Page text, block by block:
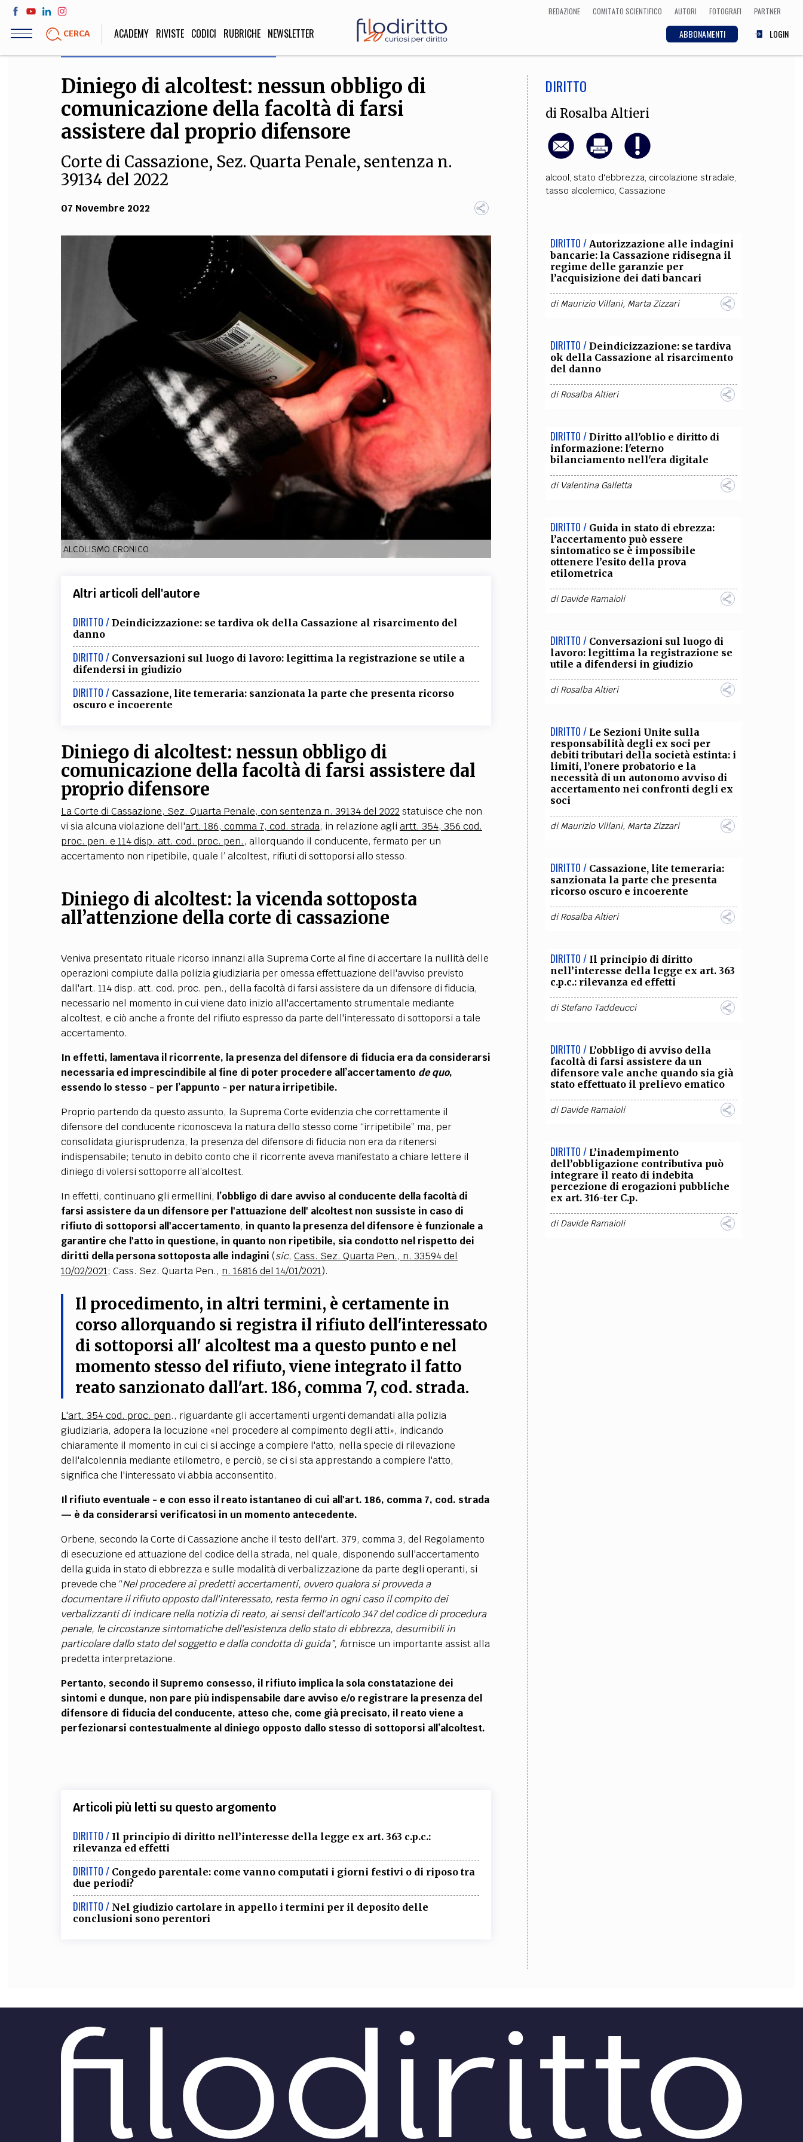
Salta
contenuto
REDAZIONE COMITATO SCIENTIFICO AUTORI FOTOGRAFI PARTNER
CERCA ABBONAMENTI LOGIN
ACADEMY RIVISTE CODICI RUBRICHE NEWSLETTER
LIFE STYLE
Sport, Cucina, Viaggi,
Moda
SOCIETÀ
Politica, Attualità,
Educazione, Lavoro, Esteri
DIRITTO ECONOMIA
CULTURA
Arte, Cinema, Musica,
TEAM
FILODIRITTO REDAZIONE COMITATO SCIENTIFICO AUTORI CURATORI FOTOGRAFI COLLABORA CON NOI
EXTRA
CODICI RUBRICHE LIBRI PROCEEDINGS PUBBLICITÀ CONTATTI
SOCIAL MEDIA
Diniego di alcoltest: nessun obbligo di
comunicazione della facoltà di farsi
assistere dal proprio difensore
Corte di Cassazione, Sez. Quarta Penale, sentenza n.
39134 del 2022
07 Novembre 2022
ALCOLISMO CRONICO
Altri articoli dell'autore
DIRITTO / Deindicizzazione: se tardiva ok della Cassazione al risarcimento del
danno
DIRITTO / Conversazioni sul luogo di lavoro: legittima la registrazione se utile a
difendersi in giudizio
DIRITTO / Cassazione, lite temeraria: sanzionata la parte che presenta ricorso
oscuro e incoerente
Diniego di alcoltest: nessun obbligo di
comunicazione della facoltà di farsi assistere dal
proprio difensore
La Corte di Cassazione, Sez. Quarta Penale, con sentenza n. 39134 del 2022 statuisce che non
vi sia alcuna violazione dell'art. 186, comma 7, cod. strada, in relazione agli artt. 354, 356 cod.
proc. pen. e 114 disp. att. cod. proc. pen., allorquando il conducente, fermato per un
accertamento non ripetibile, quale l’ alcoltest, rifiuti di sottoporsi allo stesso.
Diniego di alcoltest: la vicenda sottoposta
all’attenzione della corte di cassazione
Veniva presentato rituale ricorso innanzi alla Suprema Corte al fine di accertare la nullità delle
operazioni compiute dalla polizia giudiziaria per omessa effettuazione dell'avviso previsto
dall'art. 114 disp. att. cod. proc. pen., della facoltà di farsi assistere da un difensore di fiducia,
necessario nel momento in cui viene dato inizio all'accertamento strumentale mediante
alcoltest, e ciò anche a fronte del rifiuto espresso da parte dell'interessato di sottoporsi a tale
accertamento.
In effetti, lamentava il ricorrente, la presenza del difensore di fiducia era da considerarsi
necessaria ed imprescindibile al fine di poter procedere all’accertamento de quo,
essendo lo stesso - per l’appunto - per natura irripetibile.
Proprio partendo da questo assunto, la Suprema Corte evidenzia che correttamente il
difensore del conducente riconosceva la natura dello stesso come “irripetibile” ma, per
consolidata giurisprudenza, la presenza del difensore di fiducia non era da ritenersi
indispensabile; tenuto in debito conto che il ricorrente aveva manifestato a chiare lettere il
diniego di volersi sottoporre all’alcoltest.
In effetti, continuano gli ermellini, l’obbligo di dare avviso al conducente della facoltà di
farsi assistere da un difensore per l'attuazione dell' alcoltest non sussiste in caso di
rifiuto di sottoporsi all'accertamento, in quanto la presenza del difensore è funzionale a
garantire che l'atto in questione, in quanto non ripetibile, sia condotto nel rispetto dei
diritti della persona sottoposta alle indagini (sic, Cass. Sez. Quarta Pen., n. 33594 del
10/02/2021; Cass. Sez. Quarta Pen., n. 16816 del 14/01/2021).
Il procedimento, in altri termini, è certamente in
corso allorquando si registra il rifiuto dell'interessato
di sottoporsi all' alcoltest ma a questo punto e nel
momento stesso del rifiuto, viene integrato il fatto
reato sanzionato dall'art. 186, comma 7, cod. strada.
L'art. 354 cod. proc. pen., riguardante gli accertamenti urgenti demandati alla polizia
giudiziaria, adopera la locuzione «nel procedere al compimento degli atti», indicando
chiaramente il momento in cui ci si accinge a compiere l'atto, nella specie di rilevazione
dell'alcolennia mediante etilometro, e perciò, se ci si sta apprestando a compiere l'atto,
significa che l'interessato vi abbia acconsentito.
Il rifiuto eventuale - e con esso il reato istantaneo di cui all'art. 186, comma 7, cod. strada
— è da considerarsi verificatosi in un momento antecedente.
Orbene, secondo la Corte di Cassazione anche il testo dell'art. 379, comma 3, del Regolamento
di esecuzione ed attuazione del codice della strada, nel quale, disponendo sull'accertamento
della guida in stato di ebbrezza e sulle modalità di verbalizzazione da parte degli operanti, si
prevede che “Nel procedere ai predetti accertamenti, ovvero qualora si provveda a
documentare il rifiuto opposto dall'interessato, resta fermo in ogni caso il compito dei
verbalizzanti di indicare nella notizia di reato, ai sensi dell'articolo 347 del codice di procedura
penale, le circostanze sintomatiche dell'esistenza dello stato di ebbrezza, desumibili in
particolare dallo stato del soggetto e dalla condotta di guida”, fornisce un importante assist alla
predetta interpretazione.
Pertanto, secondo il Supremo consesso, il rifiuto implica la sola constatazione dei
sintomi e dunque, non pare più indispensabile dare avviso e/o registrare la presenza del
difensore di fiducia del conducente, atteso che, come già precisato, il reato viene a
perfezionarsi contestualmente al diniego opposto dallo stesso di sottoporsi all’alcoltest.
Articoli più letti su questo argomento
DIRITTO / Il principio di diritto nell’interesse della legge ex art. 363 c.p.c.:
rilevanza ed effetti
DIRITTO / Congedo parentale: come vanno computati i giorni festivi o di riposo tra
due periodi?
DIRITTO / Nel giudizio cartolare in appello i termini per il deposito delle
conclusioni sono perentori
DIRITTO
di Rosalba Altieri
alcool, stato d'ebbrezza, circolazione stradale,
tasso alcolemico, Cassazione
DIRITTO / Autorizzazione alle indagini
bancarie: la Cassazione ridisegna il
regime delle garanzie per
l’acquisizione dei dati bancari
diMaurizio Villani, Marta Zizzari
DIRITTO / Deindicizzazione: se tardiva
ok della Cassazione al risarcimento
del danno
diRosalba Altieri
DIRITTO / Diritto all'oblio e diritto di
informazione: l'eterno
bilanciamento nell'era digitale
di Valentina Galletta
DIRITTO / Guida in stato di ebrezza:
l’accertamento può essere
sintomatico se è impossibile
ottenere l’esito della prova
etilometrica
diDavide Ramaioli
DIRITTO / Conversazioni sul luogo di
lavoro: legittima la registrazione se
utile a difendersi in giudizio
diRosalba Altieri
DIRITTO / Le Sezioni Unite sulla
responsabilità degli ex soci per
debiti tributari della società estinta: i
limiti, l’onere probatorio e la
necessità di un autonomo avviso di
accertamento nei confronti degli ex
soci
diMaurizio Villani, Marta Zizzari
DIRITTO / Cassazione, lite temeraria:
sanzionata la parte che presenta
ricorso oscuro e incoerente
diRosalba Altieri
DIRITTO / Il principio di diritto
nell’interesse della legge ex art. 363
c.p.c.: rilevanza ed effetti
diStefano Taddeucci
DIRITTO / L’obbligo di avviso della
facoltà di farsi assistere da un
difensore vale anche quando sia già
stato effettuato il prelievo ematico
diDavide Ramaioli
DIRITTO / L’inadempimento
dell’obbligazione contributiva può
integrare il reato di indebita
percezione di erogazioni pubbliche
ex art. 316-ter C.p.
diDavide Ramaioli